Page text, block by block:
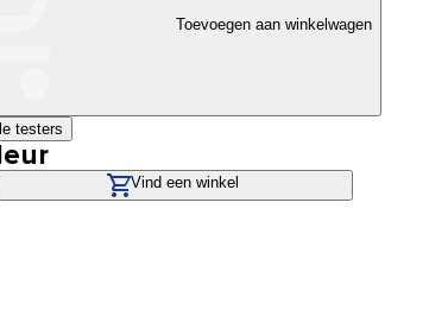
Toevoegen aan winkelwagen
testers
Vind een winkel